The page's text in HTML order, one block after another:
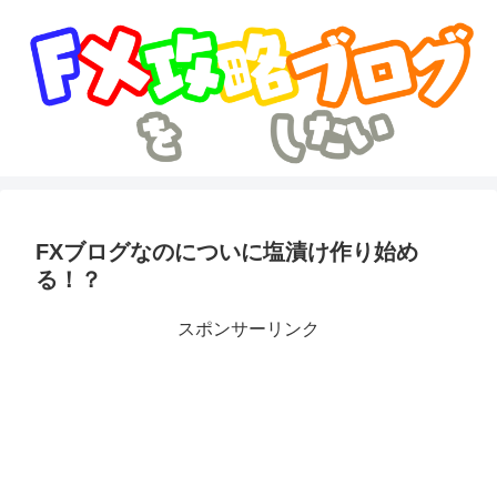
FXブログなのについに塩漬け作り始め
る！？
スポンサーリンク